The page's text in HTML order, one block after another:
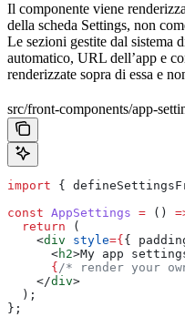
Il componente viene
della scheda Settings, non
Le sezioni gestite dal
automatico, URL dell’app e
renderizzate sopra di essa e
src/front-components/app-
import {
const AppSettings = ()
  return
(
    <
div style={ {
      <
h2>My app
      {
/* render your
    </
div>
  );
};